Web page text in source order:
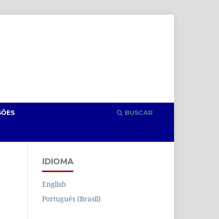
BUSCAR
IDIOMA
English
Português (Brasil)